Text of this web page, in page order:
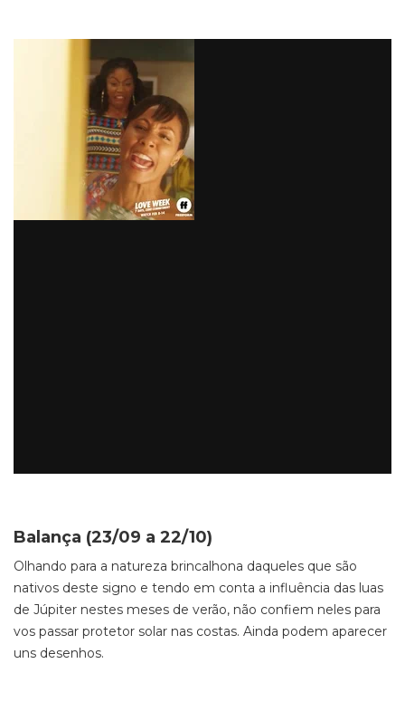
Balança (23/09 a 22/10)
Olhando para a natureza brincalhona daqueles que são
nativos deste signo e tendo em conta a influência das luas
de Júpiter nestes meses de verão, não confiem neles para
vos passar protetor solar nas costas. Ainda podem aparecer
uns desenhos.